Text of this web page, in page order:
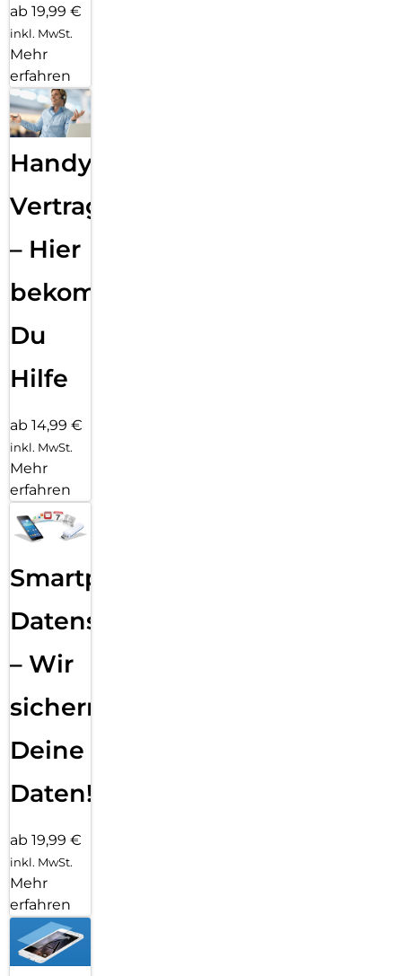
ab 19,99 €
inkl. MwSt.
Mehr
erfahren
Handy
Vertragsabwicklung
– Hier
bekommst
Du
Hilfe
ab 14,99 €
inkl. MwSt.
Mehr
erfahren
Smartphone
Datensicherung
– Wir
sichern
Deine
Daten!
ab 19,99 €
inkl. MwSt.
Mehr
erfahren